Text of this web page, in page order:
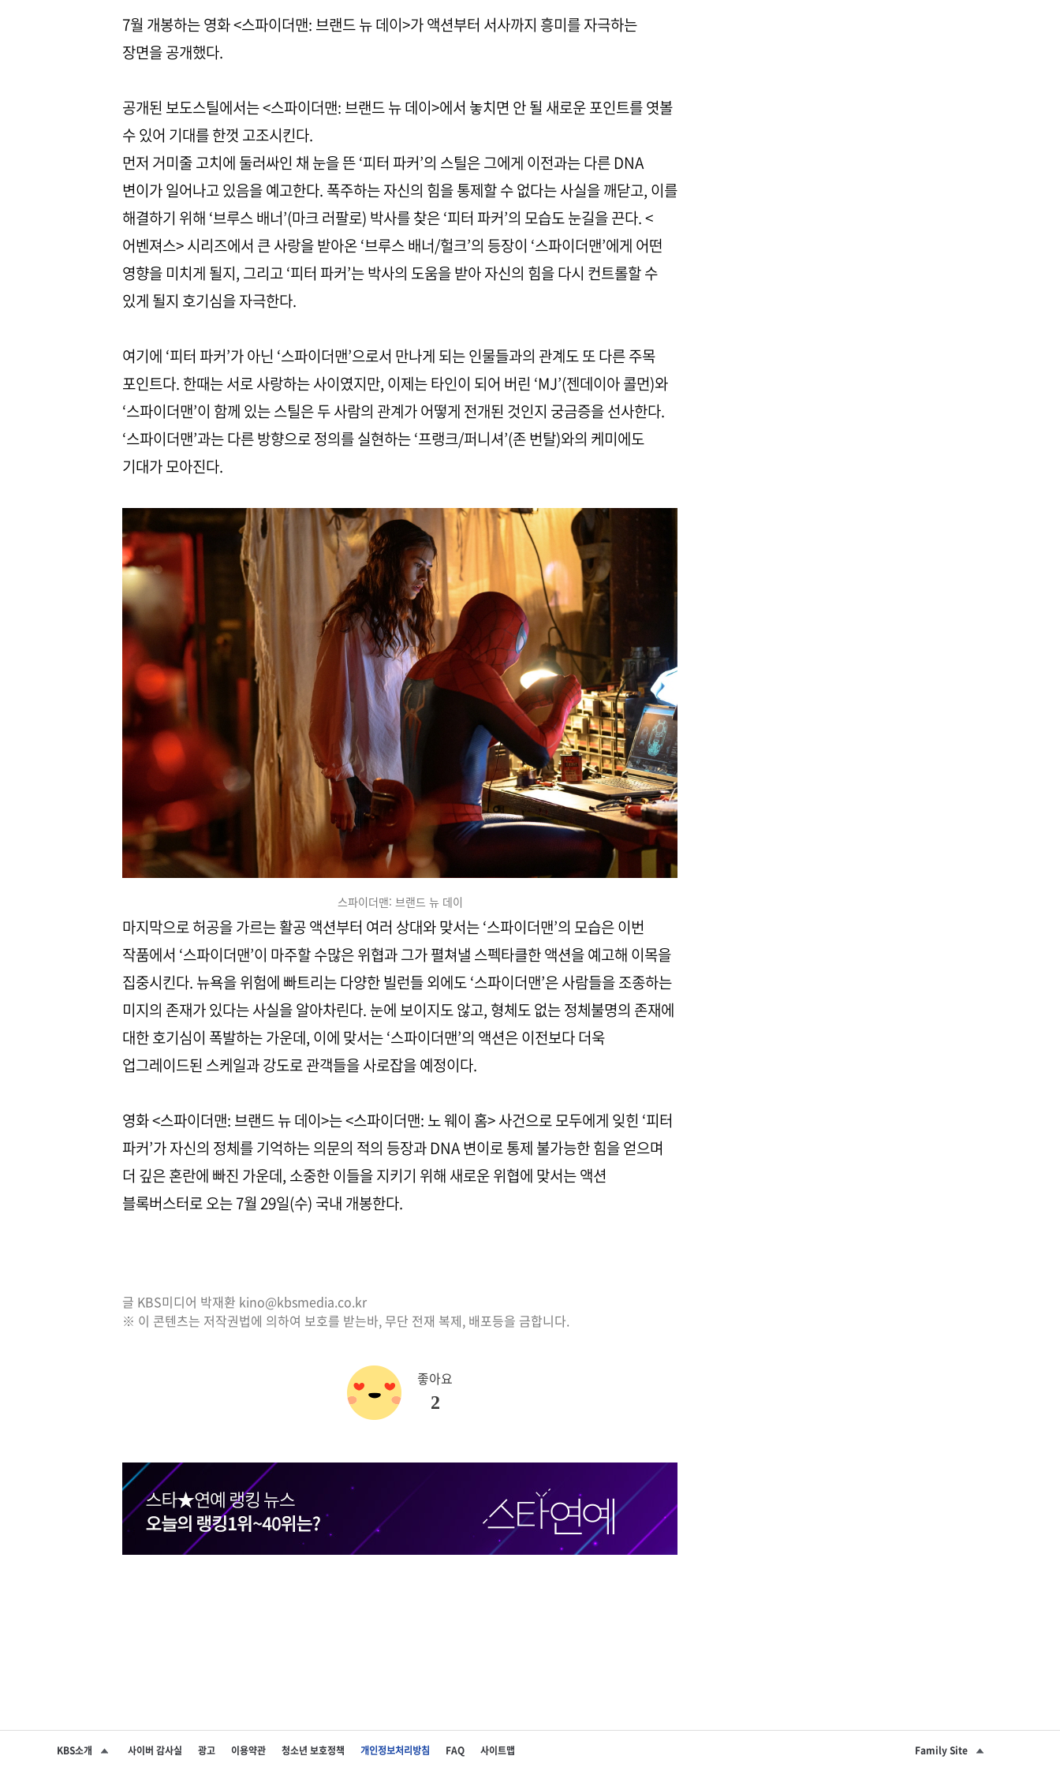
7월 개봉하는 영화 <스파이더맨: 브랜드 뉴 데이>가 액션부터 서사까지 흥미를 자극하는
장면을 공개했다.
공개된 보도스틸에서는 <스파이더맨: 브랜드 뉴 데이>에서 놓치면 안 될 새로운 포인트를 엿볼
수 있어 기대를 한껏 고조시킨다.
먼저 거미줄 고치에 둘러싸인 채 눈을 뜬 ‘피터 파커’의 스틸은 그에게 이전과는 다른 DNA
변이가 일어나고 있음을 예고한다. 폭주하는 자신의 힘을 통제할 수 없다는 사실을 깨닫고, 이를
해결하기 위해 ‘브루스 배너’(마크 러팔로) 박사를 찾은 ‘피터 파커’의 모습도 눈길을 끈다. <
어벤져스> 시리즈에서 큰 사랑을 받아온 ‘브루스 배너/헐크’의 등장이 ‘스파이더맨’에게 어떤
영향을 미치게 될지, 그리고 ‘피터 파커’는 박사의 도움을 받아 자신의 힘을 다시 컨트롤할 수
있게 될지 호기심을 자극한다.
여기에 ‘피터 파커’가 아닌 ‘스파이더맨’으로서 만나게 되는 인물들과의 관계도 또 다른 주목
포인트다. 한때는 서로 사랑하는 사이였지만, 이제는 타인이 되어 버린 ‘MJ’(젠데이아 콜먼)와
‘스파이더맨’이 함께 있는 스틸은 두 사람의 관계가 어떻게 전개된 것인지 궁금증을 선사한다.
‘스파이더맨’과는 다른 방향으로 정의를 실현하는 ‘프랭크/퍼니셔’(존 번탈)와의 케미에도
기대가 모아진다.
스파이더맨: 브랜드 뉴 데이
마지막으로 허공을 가르는 활공 액션부터 여러 상대와 맞서는 ‘스파이더맨’의 모습은 이번
작품에서 ‘스파이더맨’이 마주할 수많은 위협과 그가 펼쳐낼 스펙타클한 액션을 예고해 이목을
집중시킨다. 뉴욕을 위험에 빠트리는 다양한 빌런들 외에도 ‘스파이더맨’은 사람들을 조종하는
미지의 존재가 있다는 사실을 알아차린다. 눈에 보이지도 않고, 형체도 없는 정체불명의 존재에
대한 호기심이 폭발하는 가운데, 이에 맞서는 ‘스파이더맨’의 액션은 이전보다 더욱
업그레이드된 스케일과 강도로 관객들을 사로잡을 예정이다.
영화 <스파이더맨: 브랜드 뉴 데이>는 <스파이더맨: 노 웨이 홈> 사건으로 모두에게 잊힌 ‘피터
파커’가 자신의 정체를 기억하는 의문의 적의 등장과 DNA 변이로 통제 불가능한 힘을 얻으며
더 깊은 혼란에 빠진 가운데, 소중한 이들을 지키기 위해 새로운 위협에 맞서는 액션
블록버스터로 오는 7월 29일(수) 국내 개봉한다.
글 KBS미디어 박재환 kino@kbsmedia.co.kr
※ 이 콘텐츠는 저작권법에 의하여 보호를 받는바, 무단 전재 복제, 배포등을 금합니다.
좋아요
2
KBS소개 사이버 감사실 광고 이용약관 청소년 보호정책 개인정보처리방침 FAQ 사이트맵 Family Site